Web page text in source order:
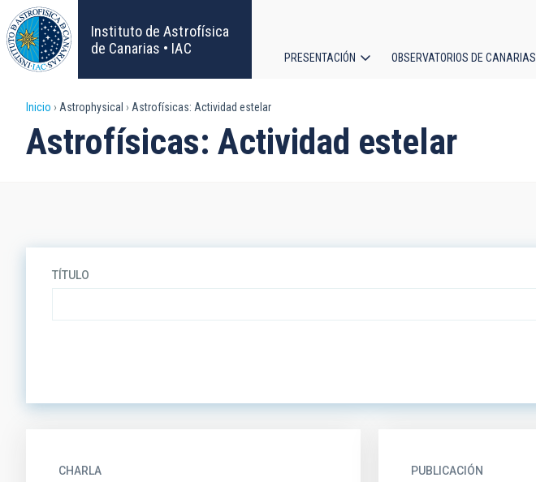
Pasar
al
contenido
principal
Instituto de Astrofísica
de Canarias • IAC
principal
PRESENTACIÓN OBSERVATORIOS DE CANARIAS
Sobrescribir
enlaces
Inicio Astrophysical Astrofísicas: Actividad estelar
Astrofísicas: Actividad estelar
TÍTULO
CHARLA PUBLICACIÓN